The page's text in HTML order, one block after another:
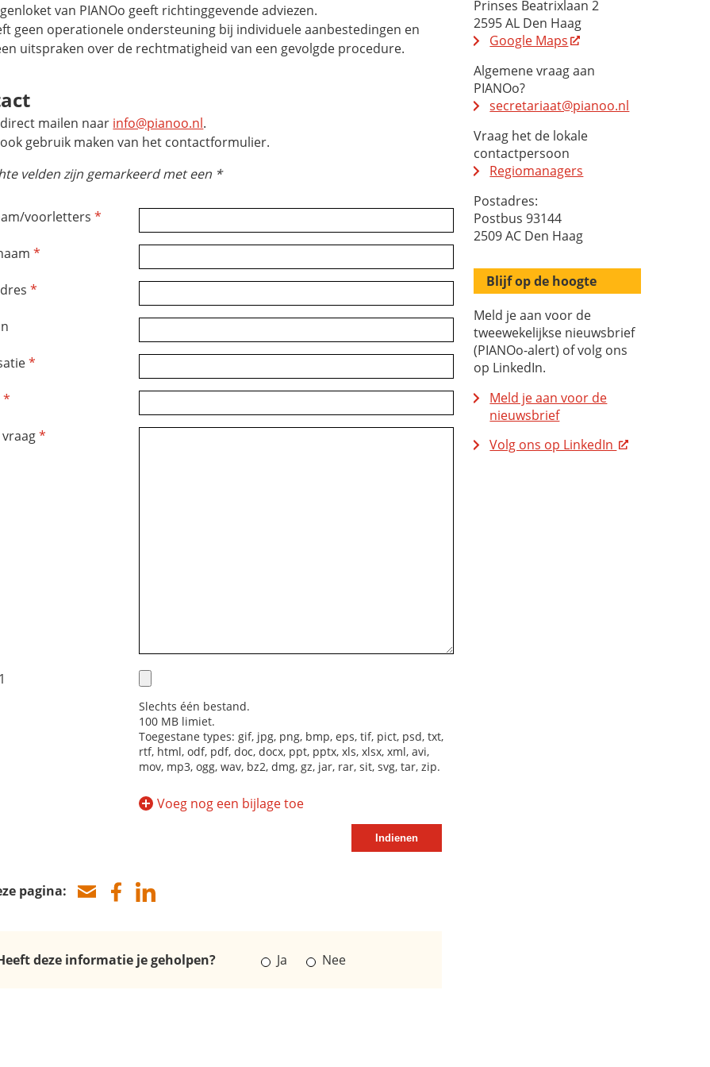
van PIANOo geeft richtinggevende adviezen.
geen operationele ondersteuning bij individuele aanbestedingen en
uitspraken over de rechtmatigheid van een gevolgde procedure.
mailen naar info@pianoo.nl.
ook gebruik maken van het contactformulier.
velden zijn gemarkeerd met een *
voorletters*
*
*
*
*
vraag*
Slechts één bestand.
100 MB limiet.
Toegestane types: gif, jpg, png, bmp, eps, tif, pict, psd, txt,
rtf, html, odf, pdf, doc, docx, ppt, pptx, xls, xlsx, xml, avi,
mov, mp3, ogg, wav, bz2, dmg, gz, jar, rar, sit, svg, tar, zip.
Voeg nog een bijlage toe
pagina:
deze informatie je geholpen? Ja Nee
Prinses Beatrixlaan 2
2595 AL Den Haag
Google Maps
Algemene vraag aan
PIANOo?
secretariaat@pianoo.nl
Vraag het de lokale
contactpersoon
Regiomanagers
Postadres:
Postbus 93144
2509 AC Den Haag
Blijf op de hoogte
Meld je aan voor de
tweewekelijkse nieuwsbrief
(PIANOo-alert) of volg ons
op LinkedIn.
Meld je aan voor de
nieuwsbrief
Volg ons op LinkedIn